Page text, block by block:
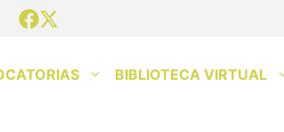
BIBLIOTECA VIRTUAL